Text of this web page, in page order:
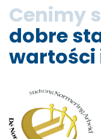
Cenimy
dobre
wartości